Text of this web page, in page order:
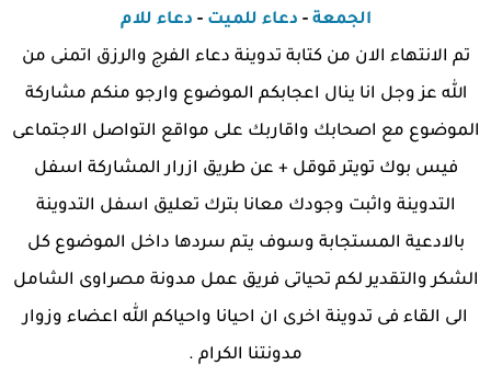
الجمعة - دعاء للميت - دعاء للام
تم الانتهاء الان من كتابة تدوينة دعاء الفرج والرزق اتمنى من
الله عز وجل انا ينال اعجابكم الموضوع وارجو منكم مشاركة
الموضوع مع اصحابك واقاربك على مواقع التواصل الاجتماعى
فيس بوك تويتر قوقل + عن طريق ازرار المشاركة اسفل
التدوينة واثبت وجودك معانا بترك تعليق اسفل التدوينة
بالادعية المستجابة وسوف يتم سردها داخل الموضوع كل
الشكر والتقدير لكم تحياتى فريق عمل مدونة مصراوى الشامل
الى القاء فى تدوينة اخرى ان احيانا واحياكم الله اعضاء وزوار
مدونتنا الكرام .